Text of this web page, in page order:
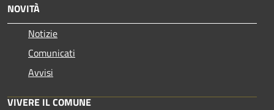
NOVITÀ
Notizie
Comunicati
Avvisi
VIVERE IL COMUNE